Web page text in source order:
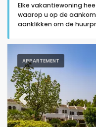
Type accommodatie
Personen
Slaapkamers
Elke vakantiewoning
waarop u op de
aanklikken om de
APPARTEMENT
Previous